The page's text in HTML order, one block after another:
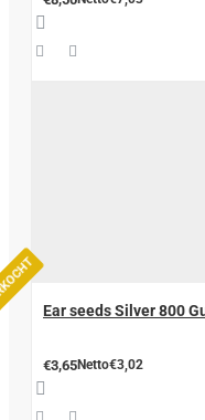
Ear seeds Silver 800
€3,65Netto€3,02